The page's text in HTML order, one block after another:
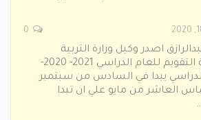
اصدر وكيل وزارة التربية
والتعليم قرار ببداية التقويم للعام الدراسي 2021- 2020-
يبدا في السادس من سبتمبر
العاشر من مايو علي ان تبدا